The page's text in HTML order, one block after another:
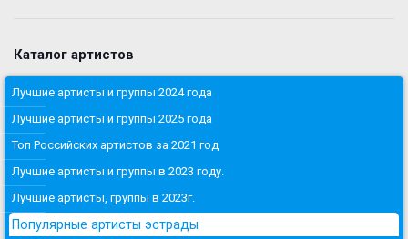
Каталог артистов
Лучшие артисты и группы 2024 года
Лучшие артисты и группы 2025 года
Топ Российских артистов за 2021 год
Лучшие артисты и группы в 2023 году.
Лучшие артисты, группы в 2023г.
Популярные артисты эстрады